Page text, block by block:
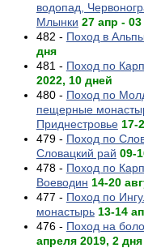
водопад,
Млынки 27 апр -
482 - Поход в
дня
481 - Поход по
2022, 10 дней
480 - Поход по
пещерные
Приднестровье 17-
479 - Поход по
Словацкий рай 09-
478 - Поход по
Воеводин 14-20
477 - Поход по
монастырь 13-14
476 - Поход на
апреля 2019, 2 дня